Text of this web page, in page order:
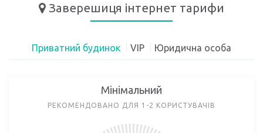
Заверешиця інтернет тарифи
Приватний будинок VIP Юридична особа
Мінімальний
РЕКОМЕНДОВАНО ДЛЯ 1-2 КОРИСТУВАЧІВ